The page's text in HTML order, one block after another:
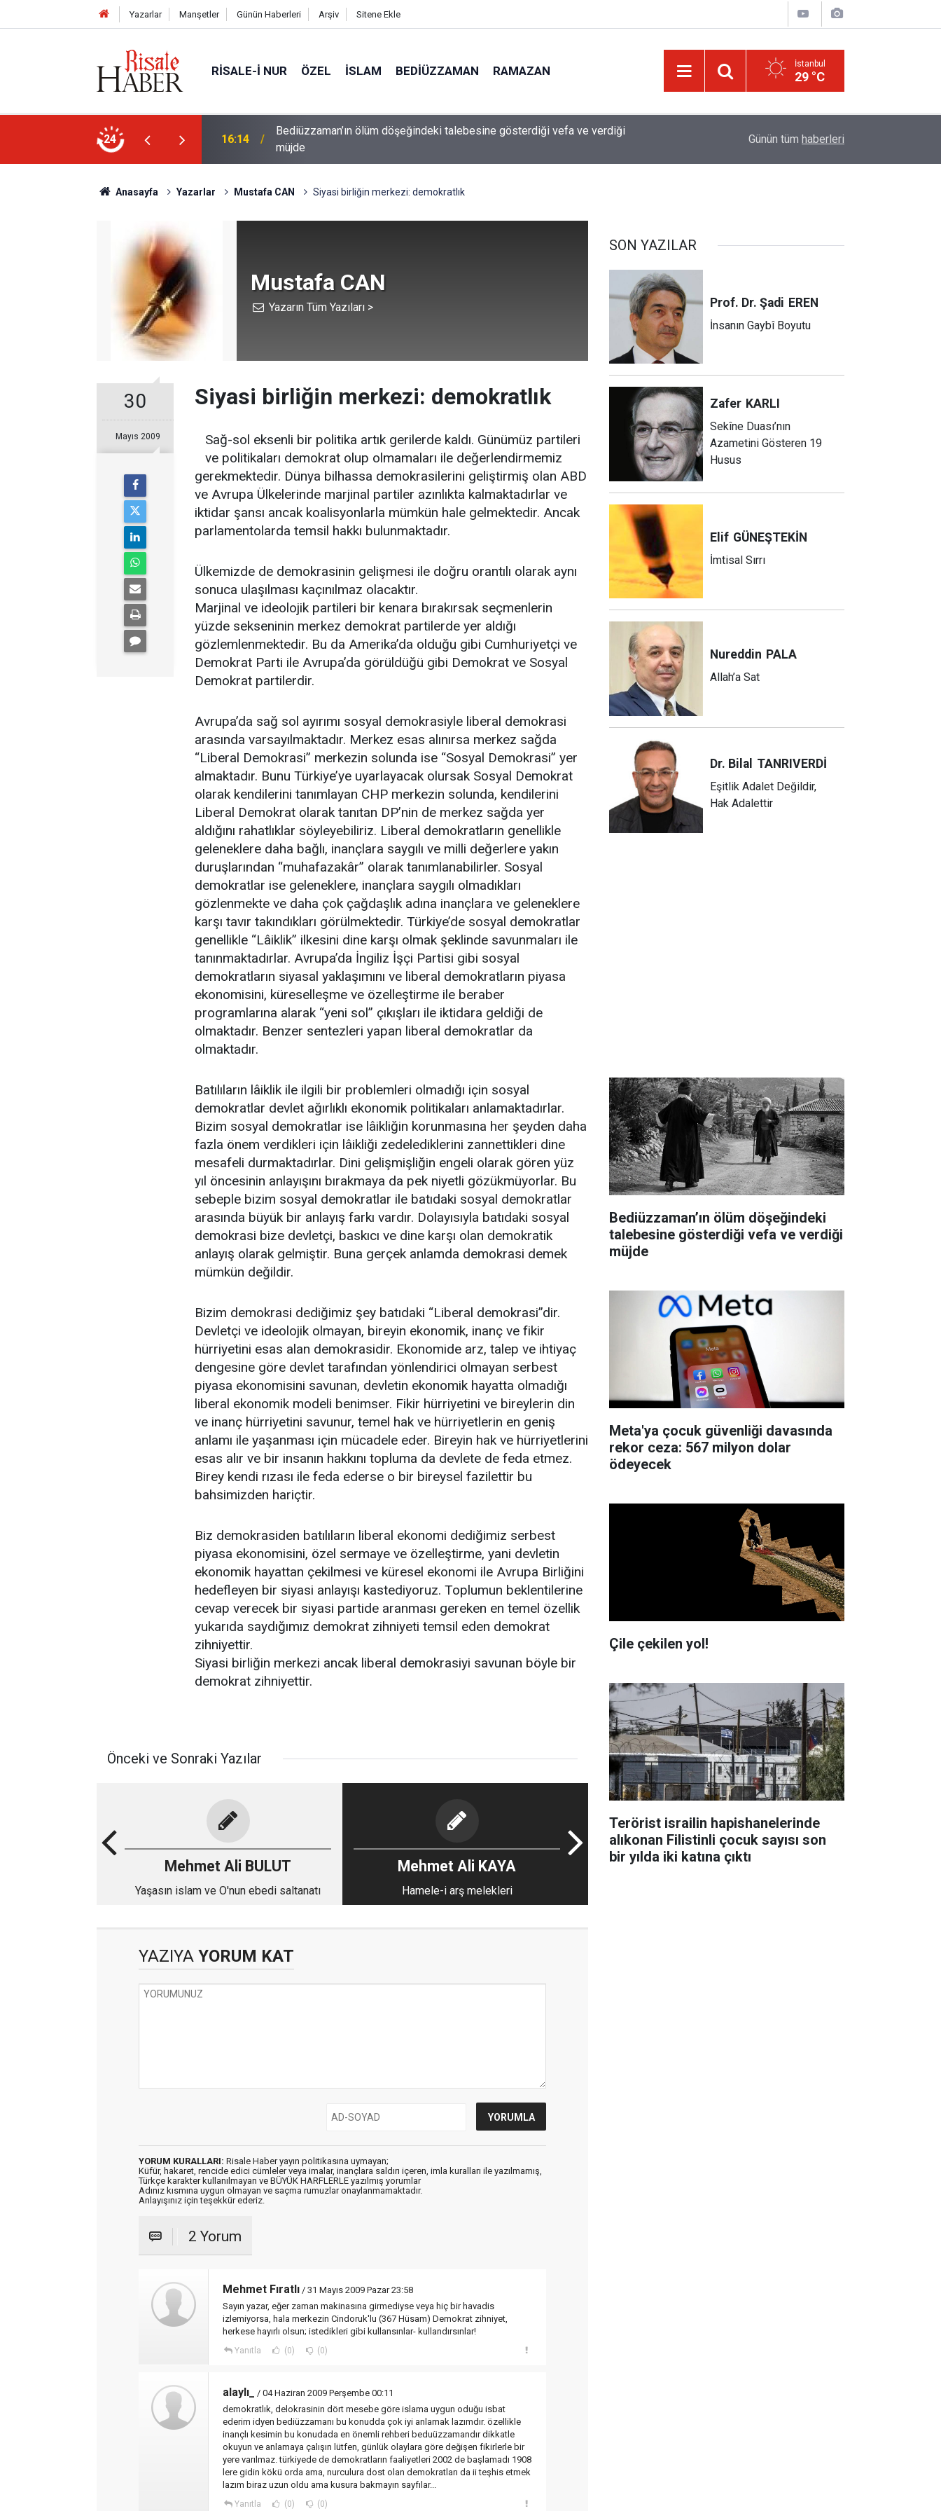
Yazarlar Manşetler Günün Haberleri Arşiv Sitene Ekle
RISALE-I NUR ÖZEL İSLAM BEDIÜZZAMAN RAMAZAN İstanbul
29 °C
24
talebesine gösterdiği vefa ve verdiği
14:57 Meta'ya çocuk güvenliği davasında rekor ceza: 567 milyon dolar ödeyecek Çile çekilen yol!
Günün tüm haberleri
Anasayfa Yazarlar Mustafa CAN Siyasi birliğin merkezi: demokratlık
Mustafa CAN
Yazarın Tüm Yazıları >
30
Mayıs 2009
Siyasi birliğin merkezi: demokratlık
Sağ-sol eksenli bir politika artık gerilerde kaldı. Günümüz partileri
ve politikaları demokrat olup olmamaları ile değerlendirmemiz
gerekmektedir. Dünya bilhassa demokrasilerini geliştirmiş olan ABD
ve Avrupa Ülkelerinde marjinal partiler azınlıkta kalmaktadırlar ve
iktidar şansı ancak koalisyonlarla mümkün hale gelmektedir. Ancak
parlamentolarda temsil hakkı bulunmaktadır.
Ülkemizde de demokrasinin gelişmesi ile doğru orantılı olarak aynı
sonuca ulaşılması kaçınılmaz olacaktır.
Marjinal ve ideolojik partileri bir kenara bırakırsak seçmenlerin
yüzde sekseninin merkez demokrat partilerde yer aldığı
gözlemlenmektedir. Bu da Amerika’da olduğu gibi Cumhuriyetçi ve
Demokrat Parti ile Avrupa’da görüldüğü gibi Demokrat ve Sosyal
Demokrat partilerdir.
Avrupa’da sağ sol ayırımı sosyal demokrasiyle liberal demokrasi
arasında varsayılmaktadır. Merkez esas alınırsa merkez sağda
“Liberal Demokrasi” merkezin solunda ise “Sosyal Demokrasi” yer
almaktadır. Bunu Türkiye’ye uyarlayacak olursak Sosyal Demokrat
olarak kendilerini tanımlayan CHP merkezin solunda, kendilerini
Liberal Demokrat olarak tanıtan DP’nin de merkez sağda yer
aldığını rahatlıklar söyleyebiliriz. Liberal demokratların genellikle
geleneklere daha bağlı, inançlara saygılı ve milli değerlere yakın
duruşlarından “muhafazakâr” olarak tanımlanabilirler. Sosyal
demokratlar ise geleneklere, inançlara saygılı olmadıkları
gözlenmekte ve daha çok çağdaşlık adına inançlara ve geleneklere
karşı tavır takındıkları görülmektedir. Türkiye’de sosyal demokratlar
genellikle “Lâiklik” ilkesini dine karşı olmak şeklinde savunmaları ile
tanınmaktadırlar. Avrupa’da İngiliz İşçi Partisi gibi sosyal
demokratların siyasal yaklaşımını ve liberal demokratların piyasa
ekonomisini, küreselleşme ve özelleştirme ile beraber
programlarına alarak “yeni sol” çıkışları ile iktidara geldiği de
olmaktadır. Benzer sentezleri yapan liberal demokratlar da
olmaktadır.
Batılıların lâiklik ile ilgili bir problemleri olmadığı için sosyal
demokratlar devlet ağırlıklı ekonomik politikaları anlamaktadırlar.
Bizim sosyal demokratlar ise lâikliğin korunmasına her şeyden daha
fazla önem verdikleri için lâikliği zedelediklerini zannettikleri dine
mesafeli durmaktadırlar. Dini gelişmişliğin engeli olarak gören yüz
yıl öncesinin anlayışını bırakmaya da pek niyetli gözükmüyorlar. Bu
sebeple bizim sosyal demokratlar ile batıdaki sosyal demokratlar
arasında büyük bir anlayış farkı vardır. Dolayısıyla batıdaki sosyal
demokrasi bize devletçi, baskıcı ve dine karşı olan demokratik
anlayış olarak gelmiştir. Buna gerçek anlamda demokrasi demek
mümkün değildir.
Bizim demokrasi dediğimiz şey batıdaki “Liberal demokrasi”dir.
Devletçi ve ideolojik olmayan, bireyin ekonomik, inanç ve fikir
hürriyetini esas alan demokrasidir. Ekonomide arz, talep ve ihtiyaç
dengesine göre devlet tarafından yönlendirici olmayan serbest
piyasa ekonomisini savunan, devletin ekonomik hayatta olmadığı
liberal ekonomik modeli benimser. Fikir hürriyetini ve bireylerin din
ve inanç hürriyetini savunur, temel hak ve hürriyetlerin en geniş
anlamı ile yaşanması için mücadele eder. Bireyin hak ve hürriyetlerini
esas alır ve bir insanın hakkını topluma da devlete de feda etmez.
Birey kendi rızası ile feda ederse o bir bireysel fazilettir bu
bahsimizden hariçtir.
Biz demokrasiden batılıların liberal ekonomi dediğimiz serbest
piyasa ekonomisini, özel sermaye ve özelleştirme, yani devletin
ekonomik hayattan çekilmesi ve küresel ekonomi ile Avrupa Birliğini
hedefleyen bir siyasi anlayışı kastediyoruz. Toplumun beklentilerine
cevap verecek bir siyasi partide aranması gereken en temel özellik
yukarıda saydığımız demokrat zihniyeti temsil eden demokrat
zihniyettir.
Siyasi birliğin merkezi ancak liberal demokrasiyi savunan böyle bir
demokrat zihniyettir.
Önceki ve Sonraki Yazılar
Mehmet Ali BULUT
Yaşasın islam ve O'nun ebedi saltanatı
Mehmet Ali KAYA
Hamele-i arş melekleri
YAZIYA YORUM KAT
YORUM KURALLARI: Risale Haber yayın politikasına uymayan;
Küfür, hakaret, rencide edici cümleler veya imalar, inançlara saldırı içeren, imla kuralları ile yazılmamış,
Türkçe karakter kullanılmayan ve BÜYÜK HARFLERLE yazılmış yorumlar
Adınız kısmına uygun olmayan ve saçma rumuzlar onaylanmamaktadır.
Anlayışınız için teşekkür ederiz.
2 Yorum
Mehmet Fıratlı / 31 Mayıs 2009 Pazar 23:58
Sayın yazar, eğer zaman makinasına girmediyse veya hiç bir havadis
izlemiyorsa, hala merkezin Cindoruk'lu (367 Hüsam) Demokrat zihniyet,
herkese hayırlı olsun; istedikleri gibi kullansınlar- kullandırsınlar!
Yanıtla (0) (0)
alaylı_
/ 04 Haziran 2009 Perşembe 00:11
demokratlık, delokrasinin dört mesebe göre islama uygun oduğu isbat
ederim idyen bediüzzamanı bu konudda çok iyi anlamak lazımdır. özellikle
inançlı kesimin bu konudada en önemli rehberi beduüzzamandır dikkatle
okuyun ve anlamaya çalışın lütfen, günlük olaylara göre değişen fikirlerle bir
yere varılmaz. türkiyede de demokratların faaliyetleri 2002 de başlamadı 1908
lere gidin kökü orda ama, nurculura dost olan demokratları da ii teşhis etmek
lazım biraz uzun oldu ama kusura bakmayın sayfılar...
Yanıtla (0) (0)
SON YAZILAR
Prof. Dr. Şadi EREN
İnsanın Gaybî Boyutu
Zafer KARLI
Sekîne Duası’nın
Azametini Gösteren 19
Husus
Elif GÜNEŞTEKİN
İmtisal Sırrı
Nureddin PALA
Allah’a Sat
Dr. Bilal TANRIVERDİ
Eşitlik Adalet Değildir,
Hak Adalettir
Bediüzzaman’ın ölüm döşeğindeki
talebesine gösterdiği vefa ve verdiği
müjde
Meta'ya çocuk güvenliği davasında
rekor ceza: 567 milyon dolar
ödeyecek
Çile çekilen yol!
Terörist israilin hapishanelerinde
alıkonan Filistinli çocuk sayısı son
bir yılda iki katına çıktı